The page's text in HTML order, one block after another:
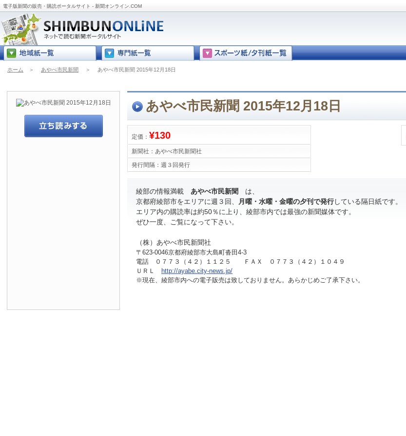
電子版新聞の販売・購読ポータルサイト - 新聞オンライン.COM
ホーム ＞ あやべ市民新聞 ＞ あやべ市民新聞 2015年12月18日
あやべ市民新聞 2015年12月18日
定価： ¥130
新聞社： あやべ市民新聞社
発行間隔： 週３回発行
綾部の情報満載 あやべ市民新聞 は、
京都府綾部市をエリアに週３回、
月曜・水曜・金曜の夕刊で発行している隔日紙です。
エリア内の購読率は約50％に上り、綾部市内では最強の新聞媒体です。
ぜひ一度、ご覧になって下さい。
（株）あやべ市民新聞社
〒623-0046京都府綾部市大島町沓田4-3
電話 ０７７３（４２）１１２５ ＦＡＸ ０７７３（４２）１０４９
ＵＲＬ
http://ayabe.city-news.jp/
※現在、綾部市内への電子販売は致しておりません。あらかじめご了承下さい。